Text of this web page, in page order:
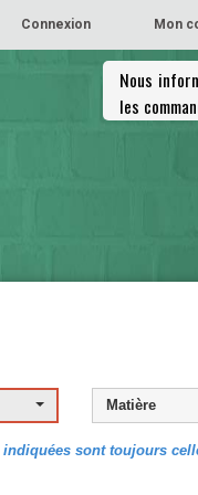
Mon
Connexion
Nous
les
Matière
sont toujours